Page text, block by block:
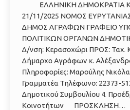
ΕΛΛΗΝΙΚΗ ΔΗΜΟΚΡΑΤΙΑ
21/11/2025 ΝΟΜΟΣ
ΔΗΜΟΣ ΑΓΡΑΦΩΝ ΓΡΑΦΕΙΟ
ΠΟΛΙΤΙΚΩΝ ΟΡΓΑΝΩΝ
Δ/νση: Κερασοχώρι ΠΡΟΣ: Ταχ.
Δήμαρχο Αγράφων κ.
Πληροφορίες: Μαρούλης
Γραμματέα Τηλέφωνο: 22373-
Δημοτικού Συμβουλίου 4.
Κοινοτήτων ΠΡΟΣΚΛΗΣΗ…